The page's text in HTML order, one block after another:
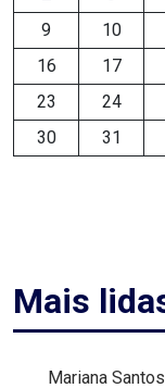
MACAU
POLÍTICA
ESPORTE
EVENTOS
9
10
16
17
23
24
30
31
Mais
Mariana